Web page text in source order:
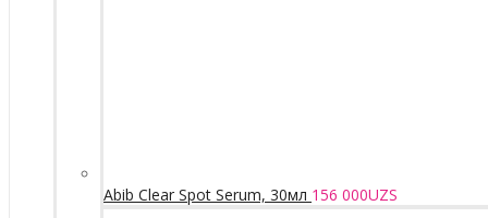
Abib Clear Spot Serum, 30мл 156 000UZS